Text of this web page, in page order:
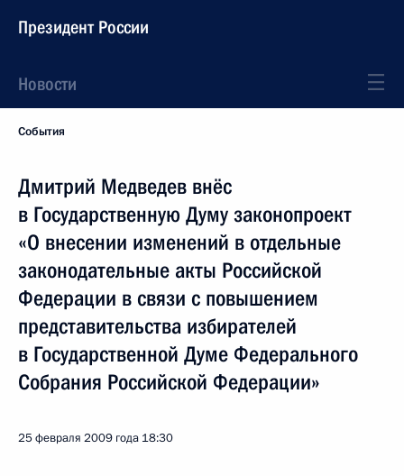
Президент России
Новости
События
Дмитрий Медведев внёс
в Государственную Думу законопроект
«О внесении изменений в отдельные
законодательные акты Российской
Федерации в связи с повышением
представительства избирателей
в Государственной Думе Федерального
Собрания Российской Федерации»
25 февраля 2009 года 18:30